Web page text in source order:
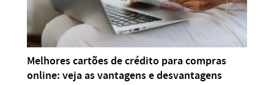
Melhores cartões de crédito para compras
online: veja as vantagens e desvantagens